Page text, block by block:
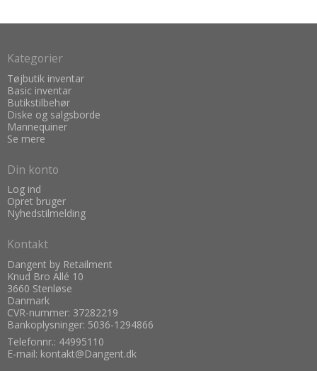
Kategorier
Tøjbutik inventar
Basic inventar
Butikstilbehør
Diske og salgsborde
Mannequiner
Se mere
Din konto
Log ind
Opret bruger
Nyhedstilmelding
Kontakt
Dangent by Retailment
Knud Bro Allé 10
3660 Stenløse
Danmark
CVR-nummer: 37282219
Bankoplysninger: 5036-1294866
Telefonnr.: 44995110
E-mail: kontakt@Dangent.dk